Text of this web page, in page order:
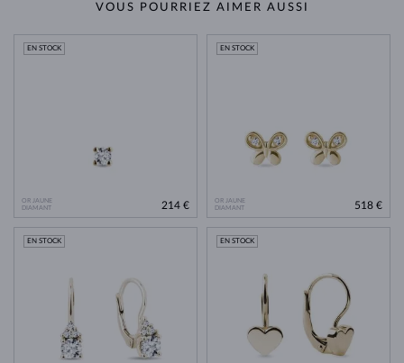
VOUS POURRIEZ AIMER AUSSI
OR JAUNE
DIAMANT
EN STOCK
214 €
OR JAUNE
DIAMANT
EN STOCK
518 €
EN STOCK EN STOCK